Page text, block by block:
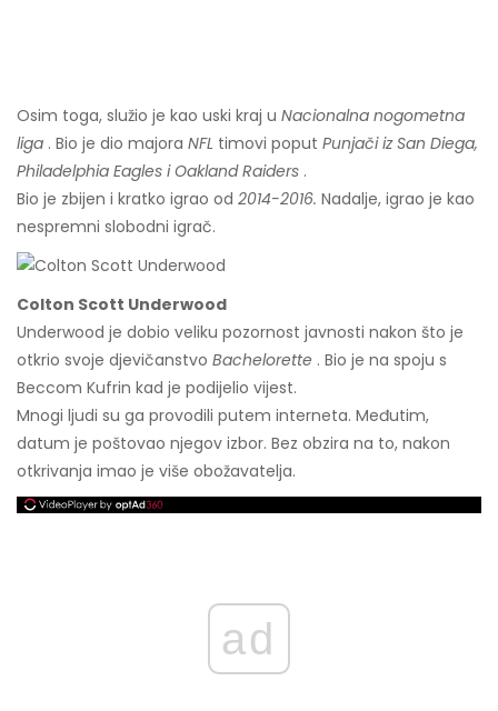
Osim toga, služio je kao uski kraj u Nacionalna nogometna
liga . Bio je dio majora NFL timovi poput Punjači iz San Diega,
Philadelphia Eagles i Oakland Raiders .
Bio je zbijen i kratko igrao od 2014-2016. Nadalje, igrao je kao
nespremni slobodni igrač.
Colton Scott Underwood
Underwood je dobio veliku pozornost javnosti nakon što je
otkrio svoje djevičanstvo Bachelorette . Bio je na spoju s
Beccom Kufrin kad je podijelio vijest.
Mnogi ljudi su ga provodili putem interneta. Međutim,
datum je poštovao njegov izbor. Bez obzira na to, nakon
otkrivanja imao je više obožavatelja.
ad